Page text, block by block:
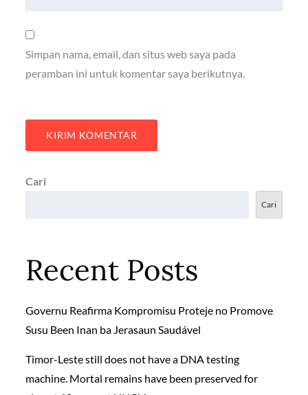
Simpan nama, email, dan situs web saya pada
peramban ini untuk komentar saya berikutnya.
Cari
Cari
Recent Posts
Governu Reafirma Kompromisu Proteje no Promove
Susu Been Inan ba Jerasaun Saudável
Timor-Leste still does not have a DNA testing
machine. Mortal remains have been preserved for